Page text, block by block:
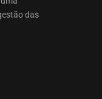
das